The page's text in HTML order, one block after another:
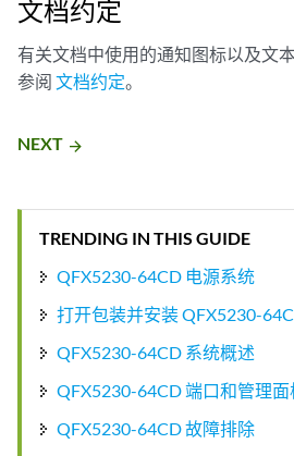
文档约定
有关文档中使用的通知图标以及文
参阅 文档约定。
NEXT arrow_forward
TRENDING IN THIS GUIDE
QFX5230-64CD 电源系统
打开包装并安装 QFX5230-
QFX5230-64CD 系统概述
QFX5230-64CD 端口和管理面
QFX5230-64CD 故障排除